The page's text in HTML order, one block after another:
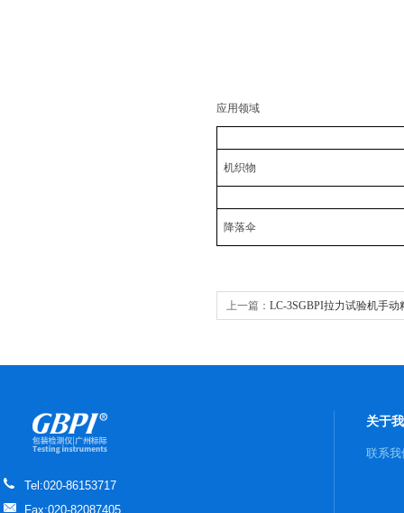
应用领域
机织物
降落伞
上一篇： LC-3SGBPI拉力试验机手动
Tel:020-86153717
Fax:020-82087405
关于
联系我